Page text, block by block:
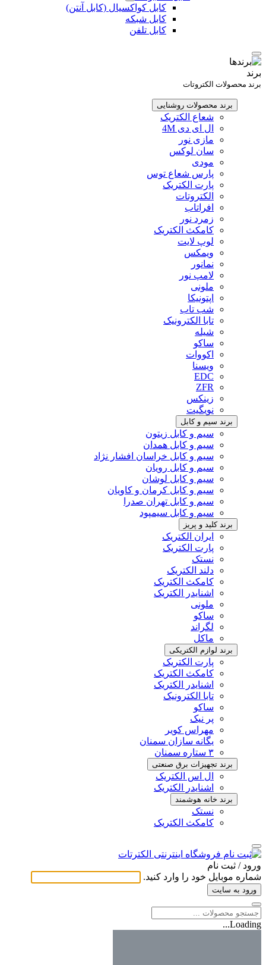
کابل کواکسیال (کابل آنتن)
کابل شبکه
کابل تلفن
برند
برند محصولات الکتروتات
برند محصولات روشنایی
شعاع الکتریک
ال ای دی 4M
مازی نور
سان لوکس
مودی
پارس شعاع توس
پارت الکتریک
الکتروتات
افراتاب
زمرد نور
کامکث الکتریک
لوپ لایت
ویمکس
نمانور
لامپ نور
ملونی
اپتونیکا
شب تاب
تابا الکترونیک
شیله
ساکو
اکووات
ویسنا
EDC
ZFR
زینکس
نویگیت
برند سیم و کابل
سیم و کابل زیتون
سیم و کابل همدان
سیم و کابل خراسان افشار نژاد
سیم و کابل رویان
سیم و کابل لوشان
سیم و کابل کرمان و کاویان
سیم و کابل تهران صدرا
سیم و کابل سیمپود
برند کلید و پریز
ایران الکتریک
پارت الکتریک
نستک
دلند الکتریک
کامکث الکتریک
اشنایدر الکتریک
ملونی
ساکو
لگراند
ماکل
برند لوازم الکتریکی
پارت الکتریک
کامکث الکتریک
اشنایدر الکتریک
تابا الکترونیک
ساکو
پر نیک
مهراس کویر
یگانه سازان سمنان
۳ ستاره سمنان
برند تجهیزات برق صنعتی
ال اس الکتریک
اشنایدر الکتریک
برند خانه هوشمند
نستک
کامکث الکتریک
ورود / ثبت ‌نام
شماره موبایل خود را وارد کنید.
ورود به سایت
Loading...